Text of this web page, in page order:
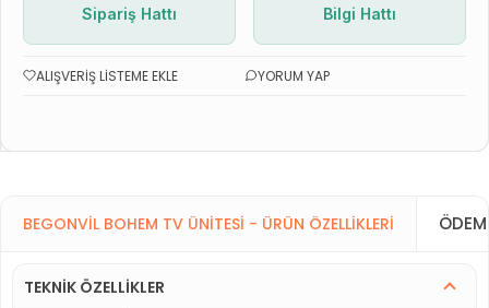
Sipariş Hattı
Bilgi Hattı
ALIŞVERIŞ LISTEME EKLE YORUM YAP
BEGONVIL BOHEM TV ÜNITESI - ÜRÜN ÖZELLIKLERI
TEKNİK ÖZELLİKLER